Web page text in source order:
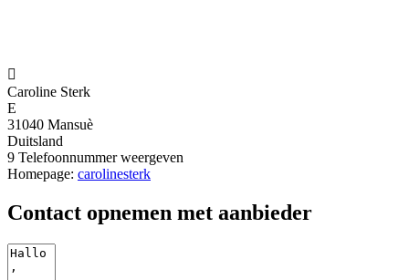

Caroline Sterk
E
31040 Mansuè
Duitsland
9 Telefoonnummer weergeven
Homepage: carolinesterk
Contact opnemen met aanbieder